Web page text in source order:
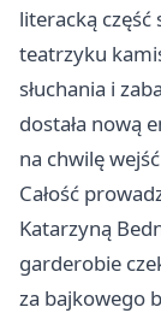
literacką część
teatrzyku
słuchania i
dostała nową
na chwilę
Całość
Katarzyną
garderobie
za bajkowego